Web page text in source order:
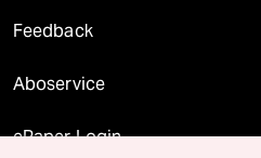
Feedback
Aboservice
ePaper Login